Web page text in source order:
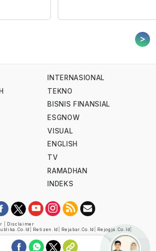
>
INTERNASIONAL
TEKNO
BISNIS FINANSIAL
ESGNOW
VISUAL
ENGLISH
TV
RAMADHAN
INDEKS
Disclaimer
Retizen.id Rejabar.co.id Rejogja.co.id
diverifikasi oleh Dewan Pers